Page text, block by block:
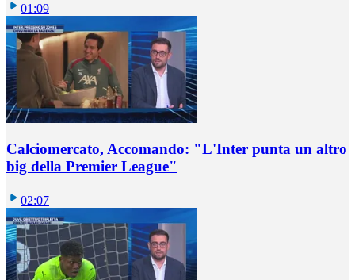
01:09
Calciomercato, Accomando: "L'Inter punta un altro
big della Premier League"
02:07